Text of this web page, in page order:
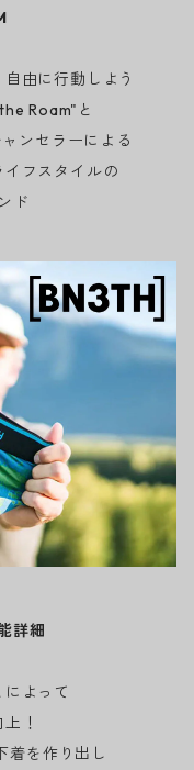
由に行動しよう
Roam"と
ンセラーによる
フスタイルの
ド
詳細
よって
！
着を作り出し